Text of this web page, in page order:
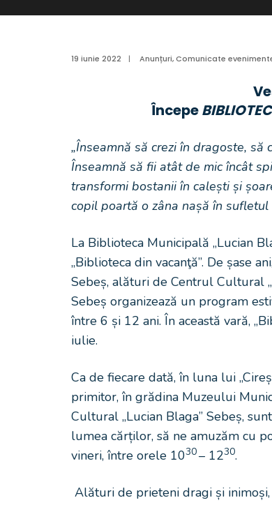
19 iunie 2022 | Anunțuri,Comunicate
Începe
„Înseamnă să crezi în dragoste, să
Înseamnă să fii atât de mic încât
transformi bostanii în calești și
copil poartă o zâna nașă în
La Biblioteca Municipală „Lucian
„Biblioteca din vacanţă”. De șase
Sebeș, alături de Centrul Cultural
Sebeș organizează un program
între 6 și 12 ani. În această vară,
iulie.
Ca de fiecare dată, în luna lui
primitor, în grădina Muzeului
Cultural „Lucian Blaga” Sebeș,
lumea cărților, să ne amuzăm cu
vineri, între orele 1030– 1230.
Alături de prieteni dragi și